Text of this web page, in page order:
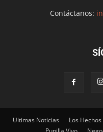
Contáctanos:
Ultimas Noticias Los Hechos